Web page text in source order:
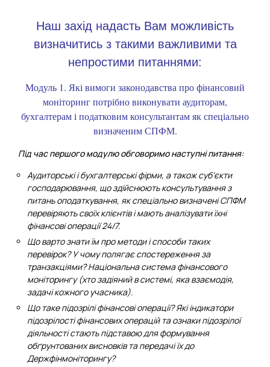
Наш захід надасть Вам можливість
визначитись з такими важливими та
непростими питаннями:
Модуль 1. Які вимоги законодавства про фінансовий
моніторинг потрібно виконувати аудиторам,
бухгалтерам і податковим консультантам як спеціально
визначеним СПФМ.
Під час першого модулю обговоримо наступні питання:
Аудиторські і бухгалтерські фірми, а також суб’єкти
господарювання, що здійснюють консультування з
питань оподаткування, як спеціально визначені СПФМ
перевіряють своїх клієнтів і мають аналізувати їхні
фінансові операції 24/7.
Що варто знати їм про методи і способи таких
перевірок? У чому полягає спостереження за
транзакціями? Національна система фінансового
моніторингу (хто задіяний в системі, яка взаємодія,
задачі кожного учасника).
Що таке підозрілі фінансові операції? Які індикатори
підозрілості фінансових операцій та ознаки підозрілої
діяльності стають підставою для формування
обґрунтованих висновків та передачі їх до
Держфінмоніторингу?